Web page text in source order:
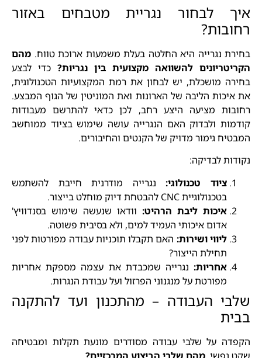
איך לבחור נגריית מטבחים באזור
רחובות?
בחירת נגרייה היא החלטה בעלת משמעות ארוכת טווח. מהם
הקריטריונים להשוואה מקצועית בין נגריות? כדי לבצע
בחירה מושכלת, יש לבחון את רמת המקצועיות הטכנולוגית,
את איכות הליבה של הארונות ואת המוניטין של הגוף המבצע.
רחובות מציעה היצע רחב, לכן כדאי להתרשם מעבודות
קודמות ולבדוק האם הנגרייה עושה שימוש בציוד ממוחשב
המבטיח גימור מדויק של הקנטים והחיבורים.
נקודות לבדיקה:
ציוד טכנולוגי:נגרייה מודרנית חייבת להשתמש
בטכנולוגיית CNC להבטחת דיוק מוחלט בייצור.
איכות ליבת הרהיט: וודאו שנעשה שימוש בסנדוויץ'
אדום איכותי העמיד למים, ולא בסיבית פשוטה.
ליווי ושירות: האם תקבלו תוכניות עבודה מפורטות לפני
תחילת הייצור?
אחריות: נגרייה שמכבדת את עצמה מספקת אחריות
מפורטת על מנגנוני הפרזול ועל עבודת הנגרות.
שלבי העבודה – מהתכנון ועד להתקנה
בבית
הקפדה על שלבי עבודה מסודרים מונעת תקלות ומבטיחה
שקט נפשי. מהם שלבי הביצוע המרכזיים?